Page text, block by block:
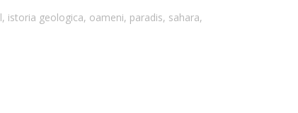
, istoria geologica, oameni, paradis, sahara,